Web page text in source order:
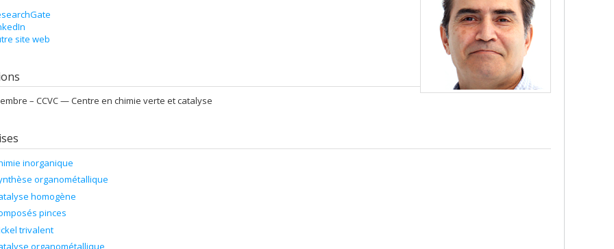
site web
– CCVC — Centre en chimie verte et catalyse
inorganique
organométallique
homogène
pinces
trivalent
organométallique